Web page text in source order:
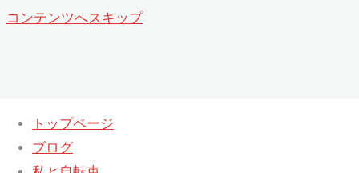
コンテンツへスキップ
トップページ
ブログ
新生Mac miniでリカバリー開始しまし